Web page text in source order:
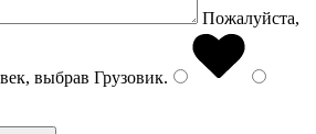
Пожалуйста,
выбрав Грузовик.